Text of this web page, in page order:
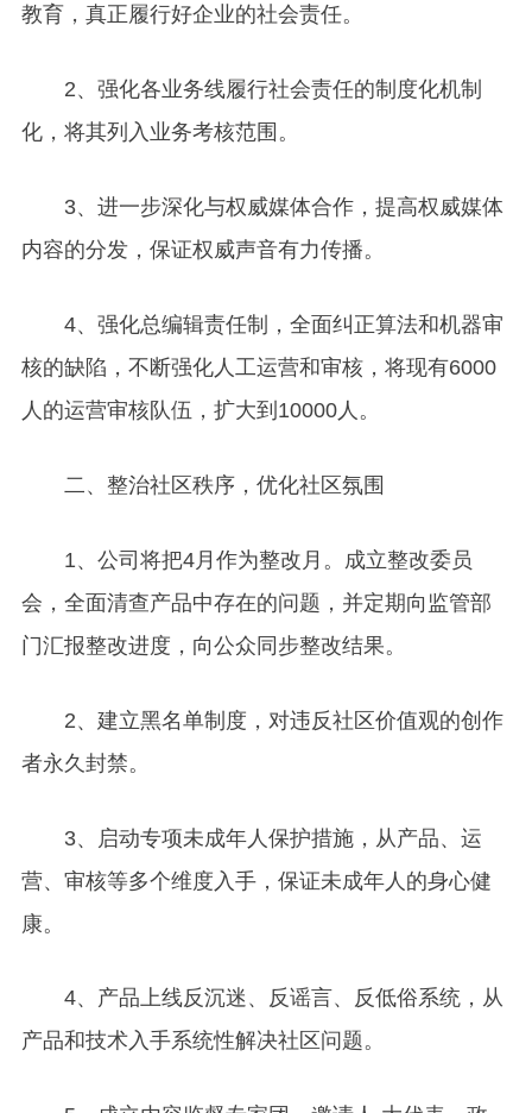
教育，真正履行好企业的社会责任。
2、强化各业务线履行社会责任的制度化机制
化，将其列入业务考核范围。
3、进一步深化与权威媒体合作，提高权威媒体
内容的分发，保证权威声音有力传播。
4、强化总编辑责任制，全面纠正算法和机器审
核的缺陷，不断强化人工运营和审核，将现有6000
人的运营审核队伍，扩大到10000人。
二、整治社区秩序，优化社区氛围
1、公司将把4月作为整改月。成立整改委员
会，全面清查产品中存在的问题，并定期向监管部
门汇报整改进度，向公众同步整改结果。
2、建立黑名单制度，对违反社区价值观的创作
者永久封禁。
3、启动专项未成年人保护措施，从产品、运
营、审核等多个维度入手，保证未成年人的身心健
康。
4、产品上线反沉迷、反谣言、反低俗系统，从
产品和技术入手系统性解决社区问题。